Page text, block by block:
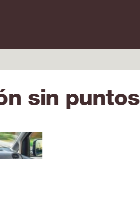
sin puntos